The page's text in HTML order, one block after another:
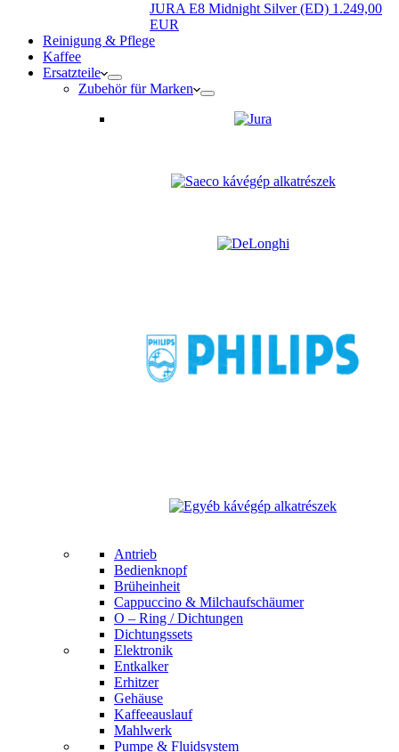
JURA E8 Midnight Silver (ED) 1.249,00
EUR
Reinigung & Pflege
Kaffee
Ersatzteile
Zubehör für Marken
Antrieb
Bedienknopf
Brüheinheit
Cappuccino & Milchaufschäumer
O – Ring / Dichtungen
Dichtungssets
Elektronik
Entkalker
Erhitzer
Gehäuse
Kaffeeauslauf
Mahlwerk
Pumpe & Fluidsystem